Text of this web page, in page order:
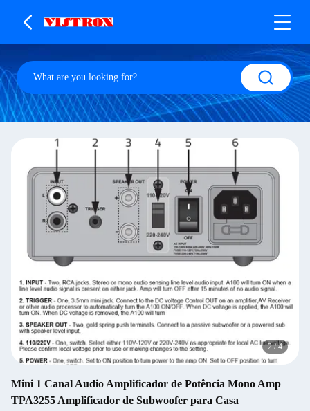
2/4
Mini 1 Canal Audio Amplificador de Potência Mono Amp
TPA3255 Amplificador de Subwoofer para Casa